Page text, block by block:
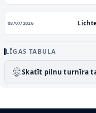
08/07/2026
LĪGAS TABULA
Skatīt pilnu turnīra